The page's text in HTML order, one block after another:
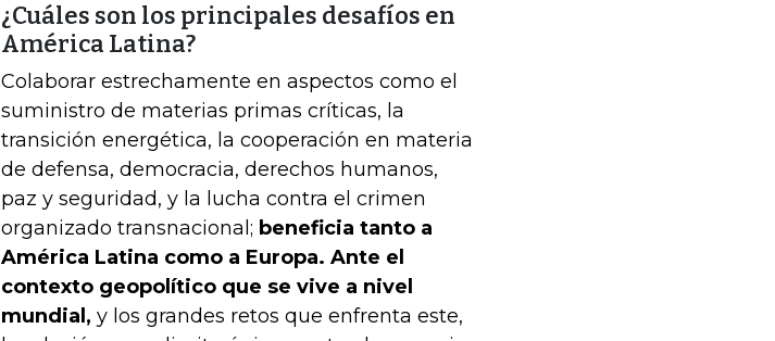
¿Cuáles son los principales desafíos en
América Latina?
Colaborar estrechamente en aspectos como el
suministro de materias primas críticas, la
transición energética, la cooperación en materia
de defensa, democracia, derechos humanos,
paz y seguridad, y la lucha contra el crimen
organizado transnacional; beneficia tanto a
América Latina como a Europa. Ante el
contexto geopolítico que se vive a nivel
mundial, y los grandes retos que enfrenta este,